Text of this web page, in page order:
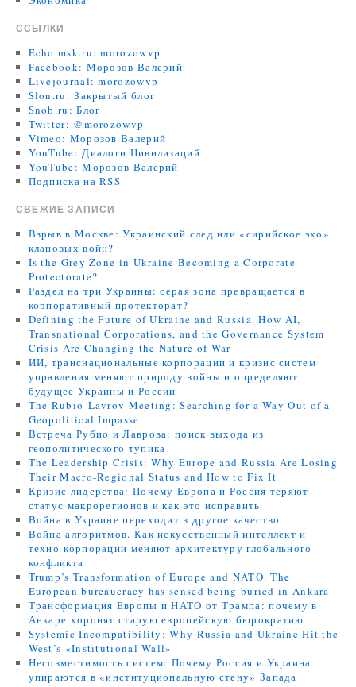
ССЫЛКИ
Echo.msk.ru: morozowvp
Facebook: Морозов Валерий
Livejournal: morozowvp
Slon.ru: Закрытый блог
Snob.ru: Блог
Twitter: @morozowvp
Vimeo: Морозов Валерий
YouTube: Диалоги Цивилизаций
YouTube: Морозов Валерий
Подписка на RSS
СВЕЖИЕ ЗАПИСИ
Взрыв в Москве: Украинский след или «сирийское эхо»
клановых войн?
Is the Grey Zone in Ukraine Becoming a Corporate
Protectorate?
Раздел на три Украины: серая зона превращается в
корпоративный протекторат?
Defining the Future of Ukraine and Russia. How AI,
Transnational Corporations, and the Governance System
Crisis Are Changing the Nature of War
ИИ, транснациональные корпорации и кризис систем
управления меняют природу войны и определяют
будущее Украины и России
The Rubio-Lavrov Meeting: Searching for a Way Out of a
Geopolitical Impasse
Встреча Рубио и Лаврова: поиск выхода из
геополитического тупика
The Leadership Crisis: Why Europe and Russia Are Losing
Their Macro-Regional Status and How to Fix It
Кризис лидерства: Почему Европа и Россия теряют
статус макрорегионов и как это исправить
Война в Украине переходит в другое качество.
Война алгоритмов. Как искусственный интеллект и
техно-корпорации меняют архитектуру глобального
конфликта
Trump’s Transformation of Europe and NATO. The
European bureaucracy has sensed being buried in Ankara
Трансформация Европы и НАТО от Трампа: почему в
Анкаре хоронят старую европейскую бюрократию
Systemic Incompatibility: Why Russia and Ukraine Hit the
West’s «Institutional Wall»
Несовместимость систем: Почему Россия и Украина
упираются в «институциональную стену» Запада